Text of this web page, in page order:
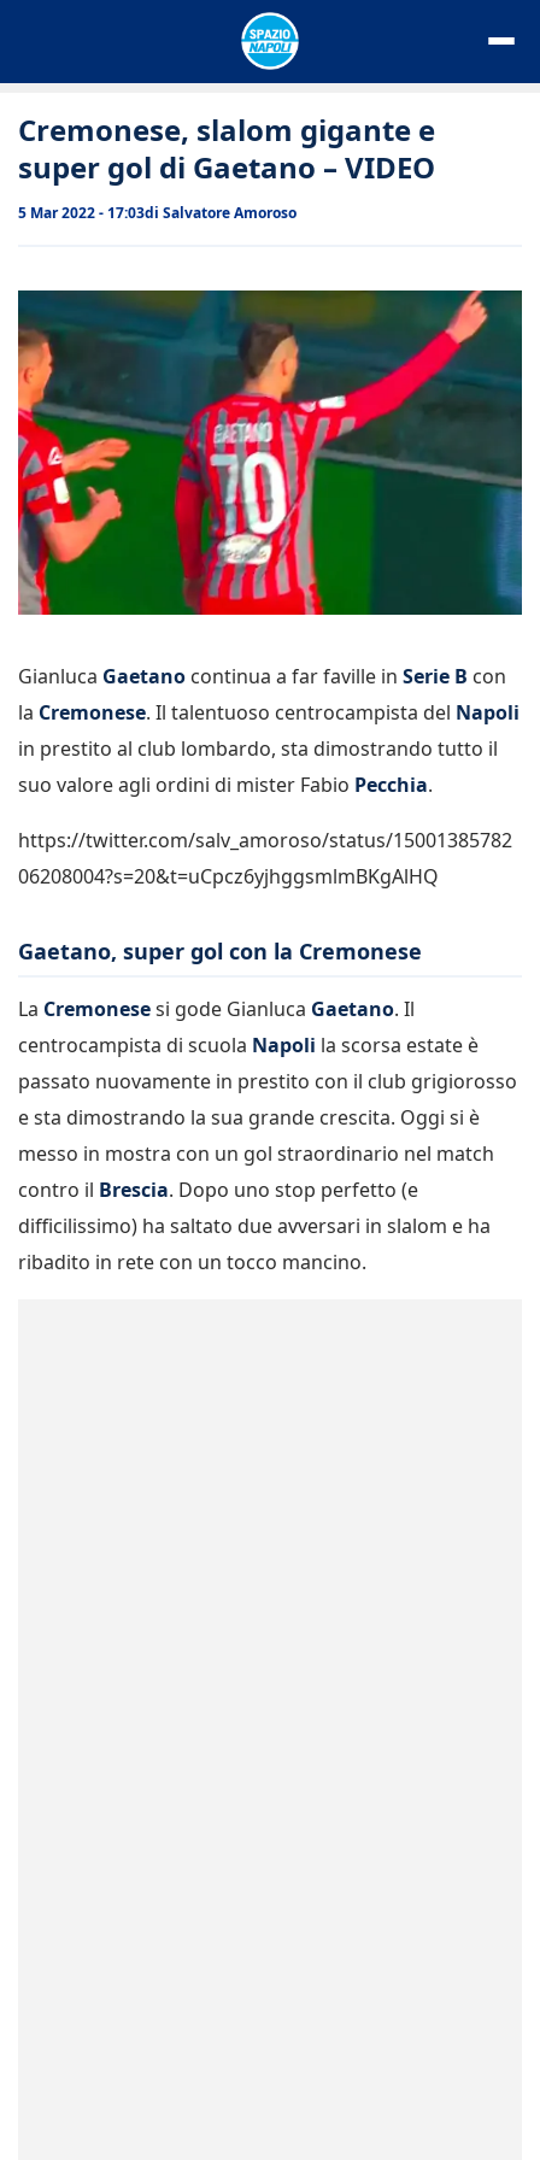
Cremonese, slalom gigante e
super gol di Gaetano – VIDEO
5 Mar 2022 - 17:03di Salvatore Amoroso
Gianluca Gaetano continua a far faville in Serie B con
la Cremonese. Il talentuoso centrocampista del Napoli
in prestito al club lombardo, sta dimostrando tutto il
suo valore agli ordini di mister Fabio Pecchia.
https://twitter.com/salv_amoroso/status/15001385782
06208004?s=20&t=uCpcz6yjhggsmlmBKgAlHQ
Gaetano, super gol con la Cremonese
La Cremonesesi gode Gianluca Gaetano. Il
centrocampista di scuola Napoli la scorsa estate è
passato nuovamente in prestito con il club grigiorosso
e sta dimostrando la sua grande crescita. Oggi si è
messo in mostra con un gol straordinario nel match
contro il Brescia. Dopo uno stop perfetto (e
difficilissimo) ha saltato due avversari in slalom e ha
ribadito in rete con un tocco mancino.